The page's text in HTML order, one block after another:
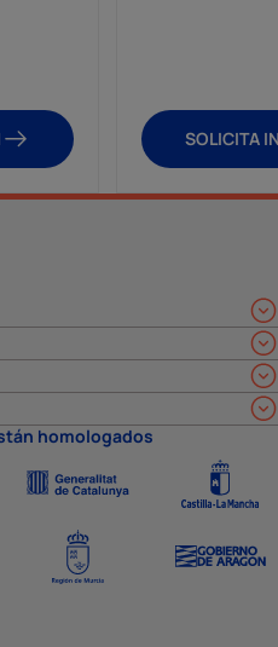
SOLICITA
homologados